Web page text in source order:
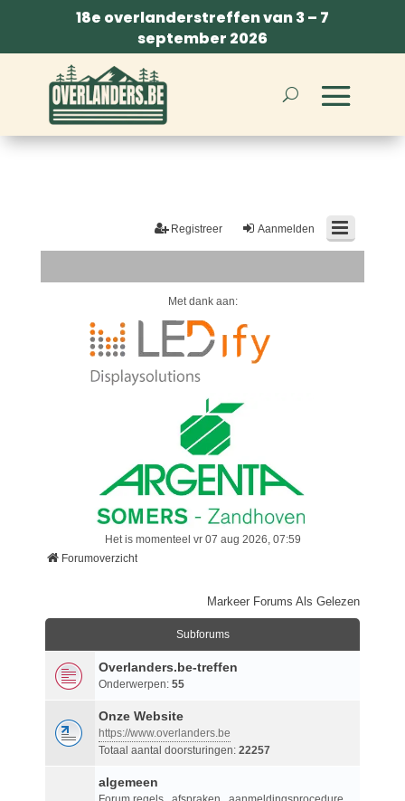
18e overlanderstreffen van 3 – 7
september 2026